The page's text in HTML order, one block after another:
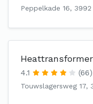
Peppelkade 16,
4.1 (66)
Touwslagersweg 17,